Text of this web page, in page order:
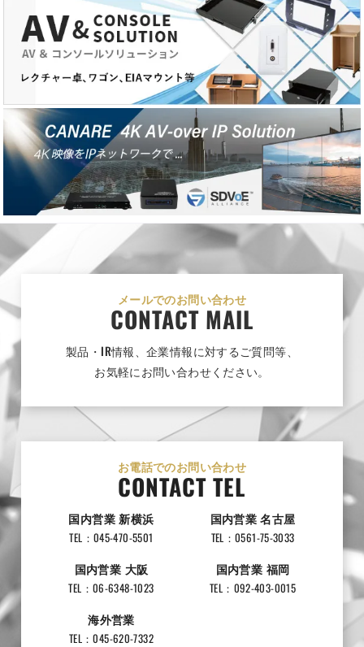
メールでのお問い合わせ
CONTACT MAIL
製品・IR情報、企業情報に対するご質問等、
お気軽にお問い合わせください。
お電話でのお問い合わせ
CONTACT TEL
国内営業 新横浜
TEL：045-470-5501
国内営業 名古屋
TEL：0561-75-3033
国内営業 大阪
TEL：06-6348-1023
国内営業 福岡
TEL：092-403-0015
海外営業
TEL：045-620-7332